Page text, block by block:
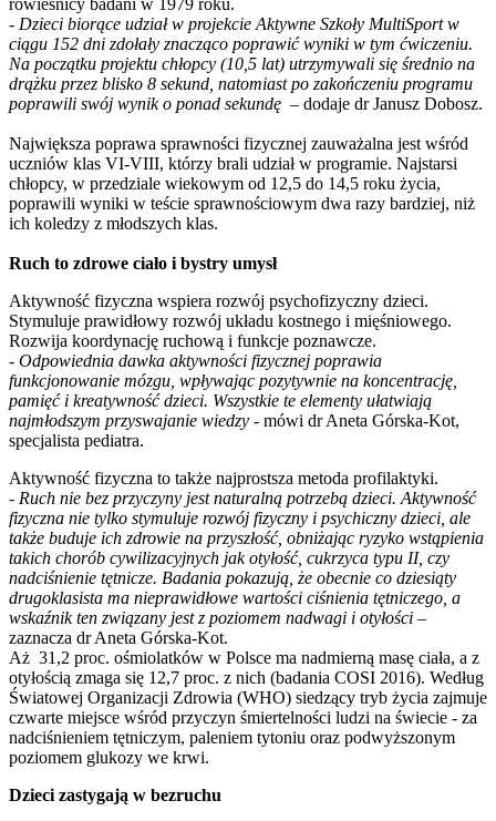
- Dzieci biorące udział w projekcie Aktywne Szkoły MultiSport w
ciągu 152 dni zdołały znacząco poprawić wyniki w tym ćwiczeniu.
Na początku projektu chłopcy (10,5 lat) utrzymywali się średnio na
drążku przez blisko 8 sekund, natomiast po zakończeniu programu
poprawili swój wynik o ponad sekundę – dodaje dr Janusz Dobosz.
Największa poprawa sprawności fizycznej zauważalna jest wśród
uczniów klas VI-VIII, którzy brali udział w programie. Najstarsi
chłopcy, w przedziale wiekowym od 12,5 do 14,5 roku życia,
poprawili wyniki w teście sprawnościowym dwa razy bardziej, niż
ich koledzy z młodszych klas.
Ruch to zdrowe ciało i bystry umysł
Aktywność fizyczna wspiera rozwój psychofizyczny dzieci.
Stymuluje prawidłowy rozwój układu kostnego i mięśniowego.
Rozwija koordynację ruchową i funkcje poznawcze.
- Odpowiednia dawka aktywności fizycznej poprawia
funkcjonowanie mózgu, wpływając pozytywnie na koncentrację,
pamięć i kreatywność dzieci. Wszystkie te elementy ułatwiają
najmłodszym przyswajanie wiedzy - mówi dr Aneta Górska-Kot,
specjalista pediatra.
Aktywność fizyczna to także najprostsza metoda profilaktyki.
- Ruch nie bez przyczyny jest naturalną potrzebą dzieci. Aktywność
fizyczna nie tylko stymuluje rozwój fizyczny i psychiczny dzieci, ale
także buduje ich zdrowie na przyszłość, obniżając ryzyko wstąpienia
takich chorób cywilizacyjnych jak otyłość, cukrzyca typu II, czy
nadciśnienie tętnicze. Badania pokazują, że obecnie co dziesiąty
drugoklasista ma nieprawidłowe wartości ciśnienia tętniczego, a
wskaźnik ten związany jest z poziomem nadwagi i otyłości –
zaznacza dr Aneta Górska-Kot.
Aż 31,2 proc. ośmiolatków w Polsce ma nadmierną masę ciała, a z
otyłością zmaga się 12,7 proc. z nich (badania COSI 2016). Według
Światowej Organizacji Zdrowia (WHO) siedzący tryb życia zajmuje
czwarte miejsce wśród przyczyn śmiertelności ludzi na świecie - za
nadciśnieniem tętniczym, paleniem tytoniu oraz podwyższonym
poziomem glukozy we krwi.
Dzieci zastygają w bezruchu